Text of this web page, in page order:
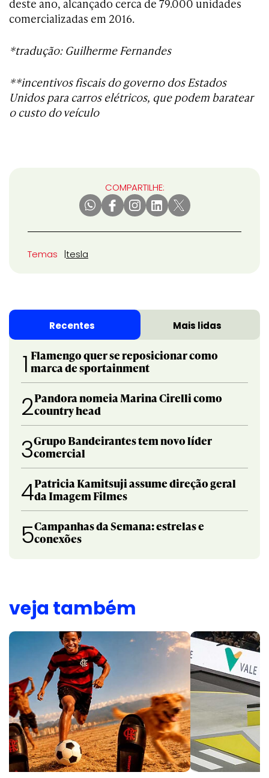
deste ano, alcançado cerca de 79.000 unidades
comercializadas em 2016.
*tradução: Guilherme Fernandes
**incentivos fiscais do governo dos Estados
Unidos para carros elétricos, que podem baratear
o custo do veículo
COMPARTILHE:
Temas tesla
Recentes Mais lidas
1 Flamengo quer se reposicionar como
marca de sportainment
2Pandora nomeia Marina Cirelli como
country head
3Grupo Bandeirantes tem novo líder
comercial
4Patricia Kamitsuji assume direção geral
da Imagem Filmes
5Campanhas da Semana: estrelas e
conexões
veja também